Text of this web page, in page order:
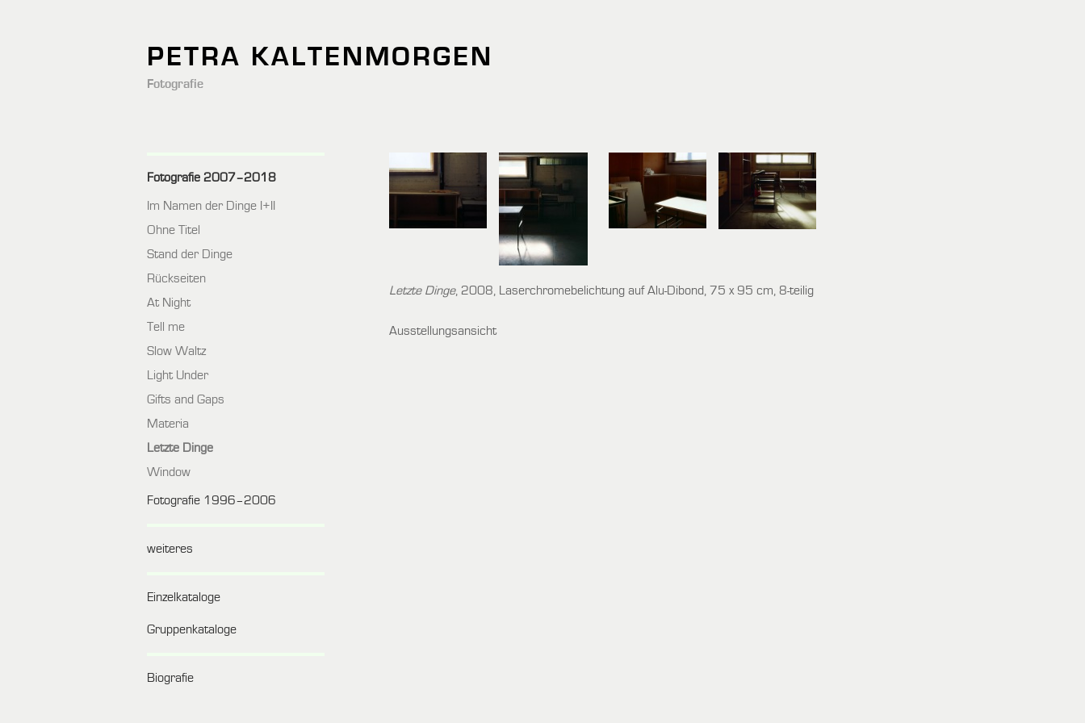
PETRA KALTENMORGEN
Fotografie
Letzte Dinge, 2008, Laserchromebelichtung auf Alu-Dibond, 75 x 95 cm, 8-teilig
Ausstellungsansicht
Fotografie 2007–2018
Im Namen der Dinge I+II
Ohne Titel
Stand der Dinge
Rückseiten
At Night
Tell me
Slow Waltz
Light Under
Gifts and Gaps
Materia
Letzte Dinge
Window
Fotografie 1996–2006
weiteres
Einzelkataloge
Gruppenkataloge
Biografie